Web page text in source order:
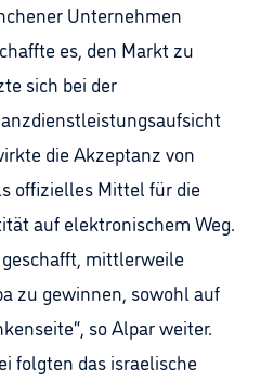
Unternehmen
es, den Markt zu
sich bei der
die Akzeptanz von
offizielles Mittel für die
auf elektronischem Weg.
mittlerweile
zu gewinnen, sowohl auf
so Alpar weiter.
folgten das israelische